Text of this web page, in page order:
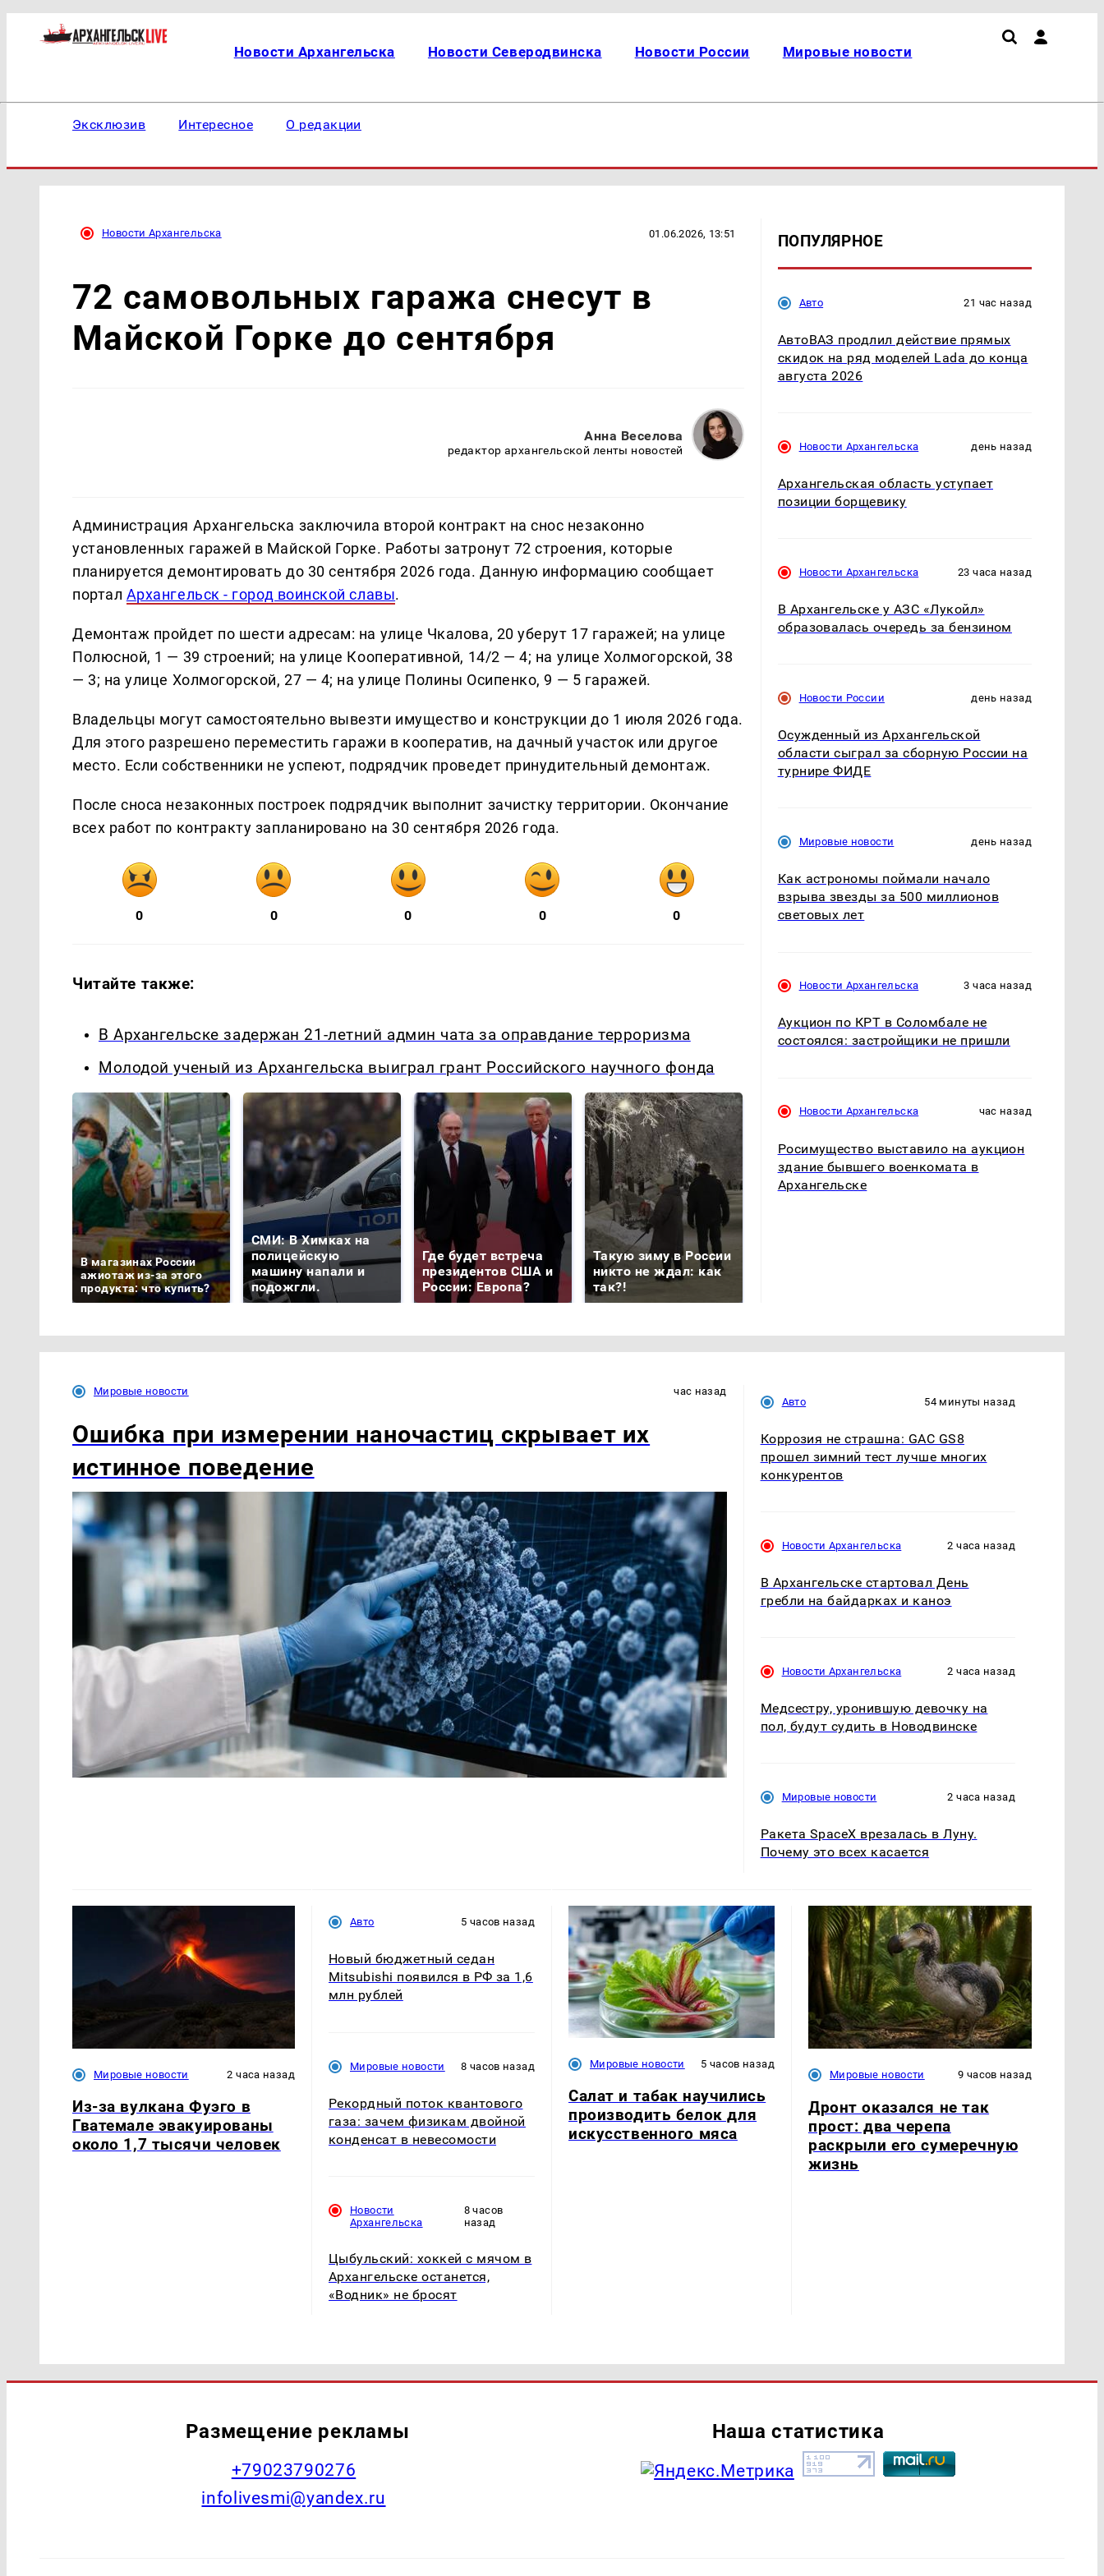
Новости Архангельска Новости Северодвинска Новости России Мировые новости
Эксклюзив Интересное О редакции
Новости Архангельска 01.06.2026, 13:51
72 самовольных гаража снесут в
Майской Горке до сентября
Анна Веселова
редактор архангельской ленты новостей
Администрация Архангельска заключила второй контракт на снос незаконно
установленных гаражей в Майской Горке. Работы затронут 72 строения, которые
планируется демонтировать до 30 сентября 2026 года. Данную информацию сообщает
портал Архангельск - город воинской славы.
Демонтаж пройдет по шести адресам: на улице Чкалова, 20 уберут 17 гаражей; на улице
Полюсной, 1 — 39 строений; на улице Кооперативной, 14/2 — 4; на улице Холмогорской, 38
— 3; на улице Холмогорской, 27 — 4; на улице Полины Осипенко, 9 — 5 гаражей.
Владельцы могут самостоятельно вывезти имущество и конструкции до 1 июля 2026 года.
Для этого разрешено переместить гаражи в кооператив, на дачный участок или другое
место. Если собственники не успеют, подрядчик проведет принудительный демонтаж.
После сноса незаконных построек подрядчик выполнит зачистку территории. Окончание
всех работ по контракту запланировано на 30 сентября 2026 года.
0 0 0 0 0
Читайте также:
В Архангельске задержан 21-летний админ чата за оправдание терроризма
Молодой ученый из Архангельска выиграл грант Российского научного фонда
В магазинах России
ажиотаж из-за этого
продукта: что купить?
СМИ: В Химках на
полицейскую
машину напали и
подожгли.
Где будет встреча
президентов США и
России: Европа?
Такую зиму в России
никто не ждал: как
так?!
ПОПУЛЯРНОЕ
Авто 21 час назад
АвтоВАЗ продлил действие прямых
скидок на ряд моделей Lada до конца
августа 2026
Новости Архангельска день назад
Архангельская область уступает
позиции борщевику
Новости Архангельска 23 часа назад
В Архангельске у АЗС «Лукойл»
образовалась очередь за бензином
Новости России день назад
Осужденный из Архангельской
области сыграл за сборную России на
турнире ФИДЕ
Мировые новости день назад
Как астрономы поймали начало
взрыва звезды за 500 миллионов
световых лет
Новости Архангельска 3 часа назад
Аукцион по КРТ в Соломбале не
состоялся: застройщики не пришли
Новости Архангельска час назад
Росимущество выставило на аукцион
здание бывшего военкомата в
Архангельске
Мировые новости час назад
Ошибка при измерении наночастиц скрывает их
истинное поведение
Авто 54 минуты назад
Коррозия не страшна: GAC GS8
прошел зимний тест лучше многих
конкурентов
Новости Архангельска 2 часа назад
В Архангельске стартовал День
гребли на байдарках и каноэ
Новости Архангельска 2 часа назад
Медсестру, уронившую девочку на
пол, будут судить в Новодвинске
Мировые новости 2 часа назад
Ракета SpaceX врезалась в Луну.
Почему это всех касается
Мировые новости 2 часа назад
Из-за вулкана Фуэго в
Гватемале эвакуированы
около 1,7 тысячи человек
Авто 5 часов назад
Новый бюджетный седан
Mitsubishi появился в РФ за 1,6
млн рублей
Мировые новости 8 часов назад
Рекордный поток квантового
газа: зачем физикам двойной
конденсат в невесомости
Новости
Архангельска
8 часов
назад
Цыбульский: хоккей с мячом в
Архангельске останется,
«Водник» не бросят
Мировые новости 5 часов назад
Салат и табак научились
производить белок для
искусственного мяса
Мировые новости 9 часов назад
Дронт оказался не так
прост: два черепа
раскрыли его сумеречную
жизнь
Размещение рекламы
+79023790276
infolivesmi@yandex.ru
Наша статистика